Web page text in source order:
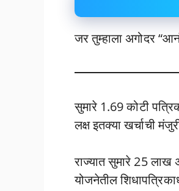
जर तुम्हाला अगोदर
सुमारे 1.69 कोटी
लक्ष इतक्या खर्चाची
राज्यात सुमारे 25
योजनेतील